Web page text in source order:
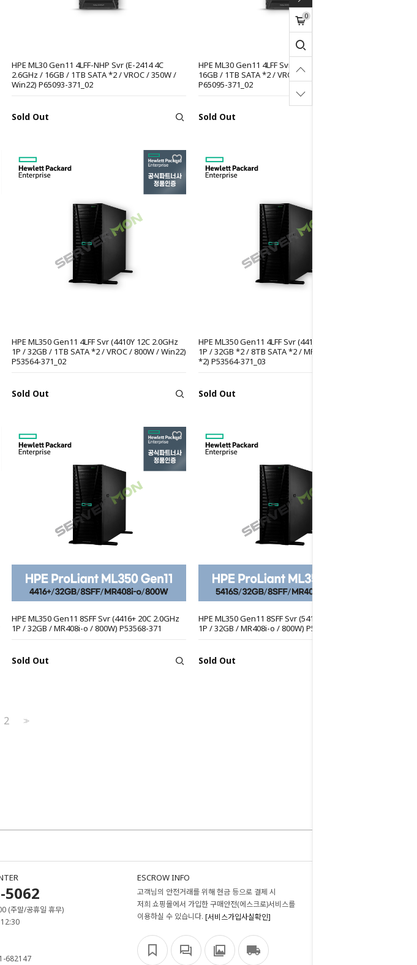
0
HPE ML30 Gen11 4LFF-NHP Svr (E-2414 4C
2.6GHz / 16GB / 1TB SATA *2 / VROC / 350W /
Win22) P65093-371_02
Sold Out
HPE ML30 Gen11 4LFF Svr (E-2434 4C 3.4GHz /
16GB / 1TB SATA *2 / VROC / 500W / Win22)
P65095-371_02
Sold Out
HPE ML350 Gen11 4LFF Svr (4410Y 12C 2.0GHz
1P / 32GB / 1TB SATA *2 / VROC / 800W / Win22)
P53564-371_02
Sold Out
HPE ML350 Gen11 4LFF Svr (4410Y 12C 2.0GHz
1P / 32GB *2 / 8TB SATA *2 / MR216i-o / 800W
*2) P53564-371_03
Sold Out
HPE ML350 Gen11 8SFF Svr (4416+ 20C 2.0GHz
1P / 32GB / MR408i-o / 800W) P53568-371
Sold Out
HPE ML350 Gen11 8SFF Svr (5416S 16C 2.0GHz
1P / 32GB / MR408i-o / 800W) P55953-371
Sold Out
2 >>
5062
(주말/공휴일 휴무)
682147
ESCROW INFO
고객님의 안전거래를 위해 현금 등으로 결제 시
저희 쇼핑몰에서 가입한 구매안전(에스크로)서비스를
이용하실 수 있습니다. [서비스가입사실확인]